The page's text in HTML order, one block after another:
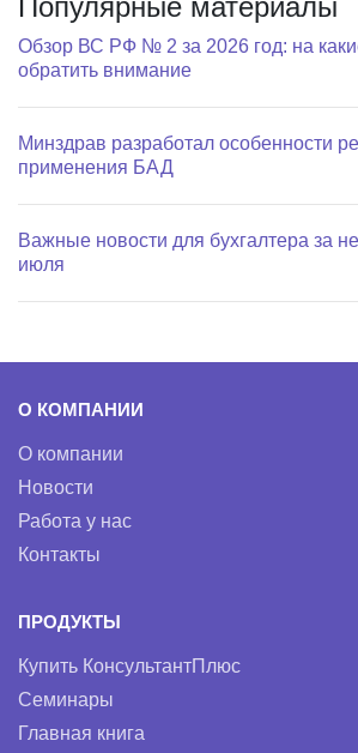
Популярные материалы
Обзор ВС РФ № 2 за 2026 год: на
обратить внимание
Минздрав разработал особенности
применения БАД
Важные новости для бухгалтера за
июля
О КОМПАНИИ
О компании
Новости
Работа у нас
Контакты
ПРОДУКТЫ
Купить КонсультантПлюс
Семинары
Главная книга